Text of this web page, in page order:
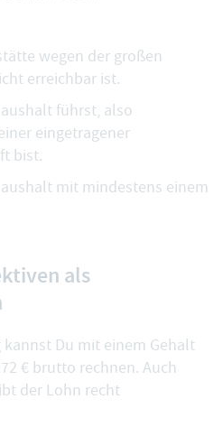
wegen der großen
erreichbar ist.
führst, also
eingetragener
bist.
mit mindestens einem
als
Du mit einem Gehalt
€ brutto rechnen. Auch
der Lohn recht